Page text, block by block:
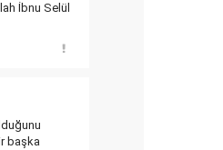
İbnu Selül
başka